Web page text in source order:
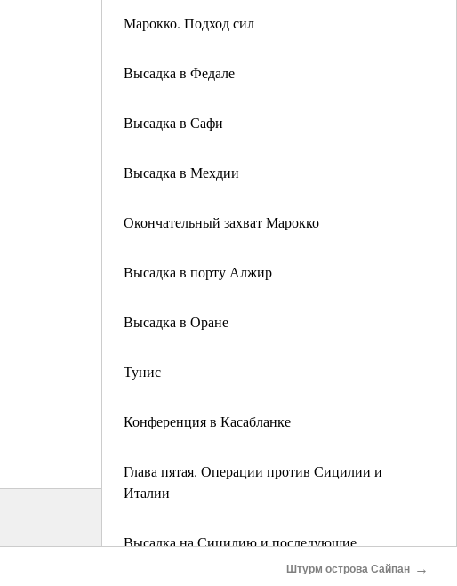
Марокко. Подход сил
Высадка в Федале
Высадка в Сафи
Высадка в Мехдии
Окончательный захват Марокко
Высадка в порту Алжир
Высадка в Оране
Тунис
Конференция в Касабланке
Глава пятая. Операции против Сицилии и
Италии
Высадка на Сицилию и последующие
Штурм острова Сайпан →